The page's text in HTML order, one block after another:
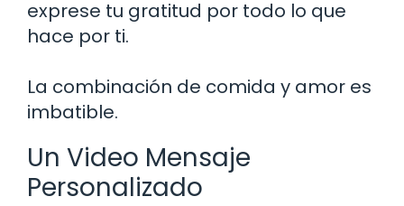
exprese tu gratitud por todo lo que
hace por ti.
La combinación de comida y amor es
imbatible.
Un Video Mensaje
Personalizado